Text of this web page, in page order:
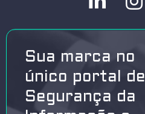
Sua marca no
único portal de
Segurança da